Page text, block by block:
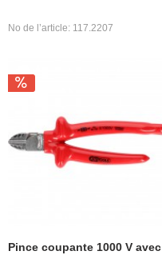
No de l’article: 117.2207
Pince coupante 1000 V avec